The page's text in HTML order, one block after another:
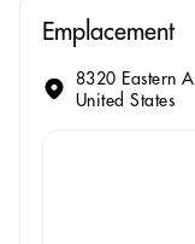
Emplacement
8320 Eastern
United States